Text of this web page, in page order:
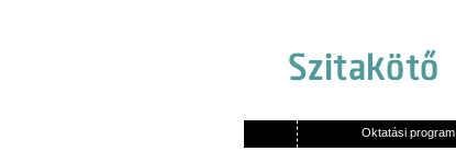
Oktatási program